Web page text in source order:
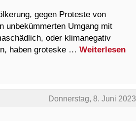
gegen Proteste von
unbekümmerten Umgang mit
oder klimanegativ
haben groteske …Weiterlesen
Donnerstag, 8. Juni 2023